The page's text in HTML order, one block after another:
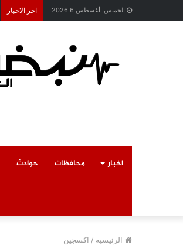
الخميس, أغسطس 6 2026 اخر الاخبار
اخبار محافظات حوادث
الرئيسية / اكسجين